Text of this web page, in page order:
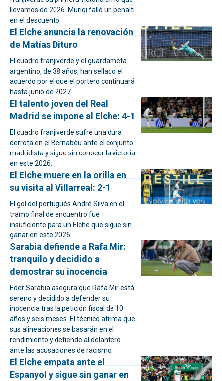
llevamos de 2026. Muriqi falló un penalti
en el descuento.
El Elche anuncia la renovación
de Matías Dituro
El cuadro franjiverde y el guardameta
argentino, de 38 años, han sellado el
acuerdo por el que el portero continuará
hasta junio de 2027.
El talento joven del Real
Madrid se impone al Elche: 4-1
El cuadro franjiverde sufre una dura
derrota en el Bernabéu ante el conjunto
madridista y sigue sin conocer la victoria
en este 2026.
El Elche muere en la orilla en
su visita al Villarreal: 2-1
El gol del portugués André Silva en el
tramo final de encuentro fue
insuficiente para un Elche que sigue sin
ganar en este 2026.
Sarabia defiende a Rafa Mir:
tranquilo y decidido a
demostrar su inocencia
Eder Sarabia asegura que Rafa Mir está
sereno y decidido a defender su
inocencia tras la petición fiscal de 10
años y seis meses. El técnico afirma que
sus alineaciones se basarán en el
rendimiento y defiende al delantero
ante las acusaciones de racismo.
El Elche empata ante el
Espanyol y sigue sin ganar en